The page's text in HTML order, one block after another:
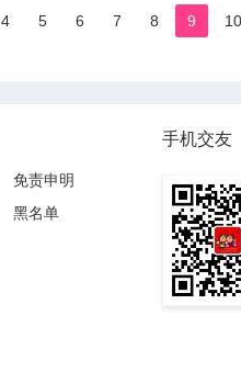
4 5 6 7 8 9 10
免责申明
黑名单
手机交友